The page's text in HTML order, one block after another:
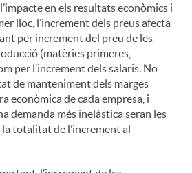
en els resultats econòmics i
lloc, l’increment dels preus afecta
per increment del preu de les
(matèries primeres,
per l’increment dels salaris. No
de manteniment dels marges
econòmica de cada empresa, i
demanda més inelàstica seran les
totalitat de l’increment al